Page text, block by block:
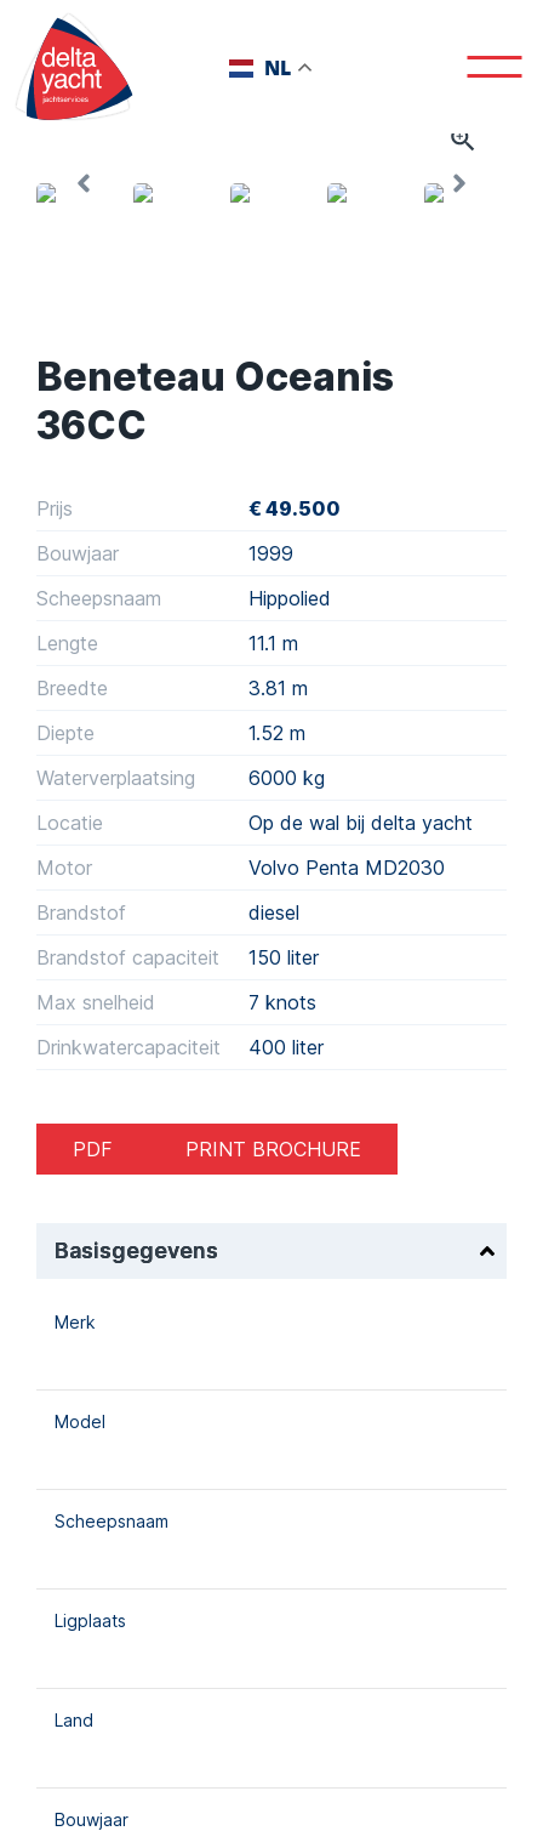
NL
Beneteau Oceanis
36CC
Prijs
€ 49.500
Bouwjaar
1999
Scheepsnaam
Hippolied
Lengte
11.1 m
Breedte
3.81 m
Diepte
1.52 m
Waterverplaatsing
6000 kg
Locatie
Op de wal bij delta yacht
Motor
Volvo Penta MD2030
Brandstof
diesel
Brandstof capaciteit
150 liter
Max snelheid
7 knots
Drinkwatercapaciteit
400 liter
PDF PRINT BROCHURE
Basisgegevens
Merk
Model
Scheepsnaam
Ligplaats
Land
Bouwjaar